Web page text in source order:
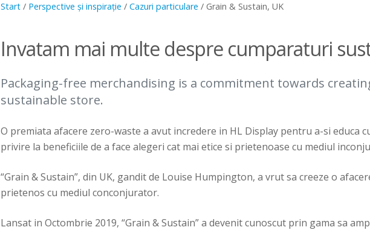
Start/ Perspective și inspirație / Cazuri particulare / Grain & Sustain, UK
Invatam mai multe despre cumparaturi
Packaging-free merchandising is a commitment towards
sustainable store.
O premiata afacere zero-waste a avut incredere in HL Display pentru a-si educa
privire la beneficiile de a face alegeri cat mai etice si prietenoase cu mediul
“Grain & Sustain”, din UK, gandit de Louise Humpington, a vrut sa creeze o
prietenos cu mediul conconjurator.
Lansat in Octombrie 2019, “Grain & Sustain” a devenit cunoscut prin gama sa